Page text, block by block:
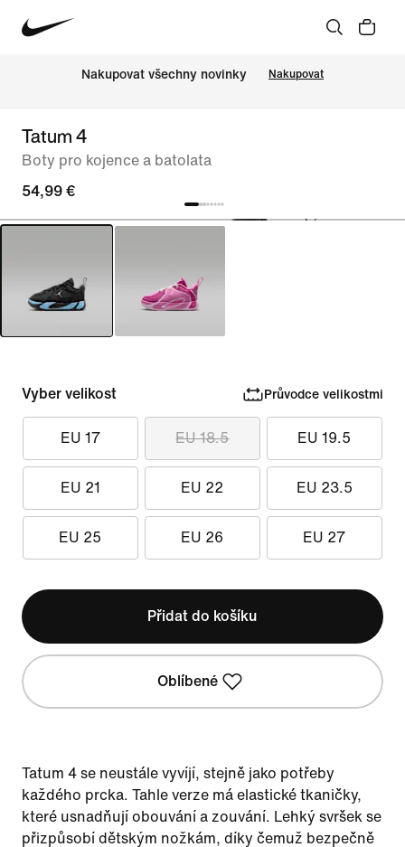
Nakupovat všechny novinky Nakupovat
Tatum 4
Boty pro kojence a batolata
54,99 €
Vyber velikost Průvodce velikostmi
EU 17 EU 18.5 EU 19.5
EU 21 EU 22 EU 23.5
EU 25 EU 26 EU 27
Přidat do košíku
Oblíbené
Tatum 4 se neustále vyvíjí, stejně jako potřeby
každého prcka. Tahle verze má elastické tkaničky,
které usnadňují obouvání a zouvání. Lehký svršek se
přizpůsobí dětským nožkám, díky čemuž bezpečně